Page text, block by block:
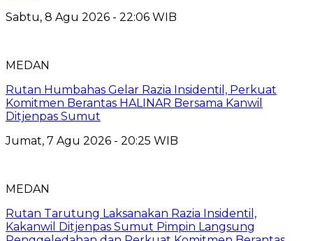
Sabtu, 8 Agu 2026 - 22:06 WIB
MEDAN
Rutan Humbahas Gelar Razia Insidentil, Perkuat
Komitmen Berantas HALINAR Bersama Kanwil
Ditjenpas Sumut
Jumat, 7 Agu 2026 - 20:25 WIB
MEDAN
Rutan Tarutung Laksanakan Razia Insidentil,
Kakanwil Ditjenpas Sumut Pimpin Langsung